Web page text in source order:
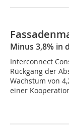
Minus 3,8% in
Interconnect
Rückgang der
Wachstum von
einer